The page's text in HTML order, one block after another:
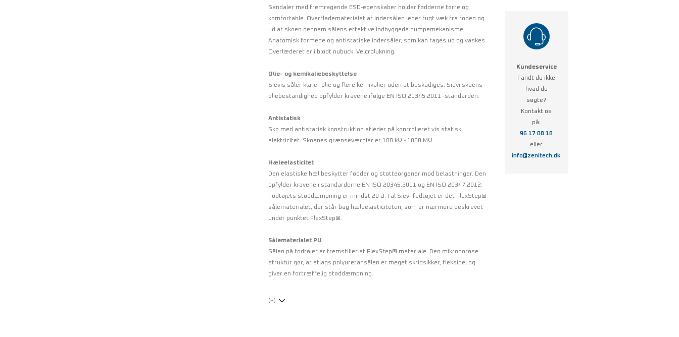
Sandaler med fremragende ESD-egenskaber holder fødderne tørre og
komfortable. Overfladematerialet af indersålen leder fugt væk fra foden og
ud af skoen gennem sålens effektive indbyggede pumpemekanisme.
Anatomisk formede og antistatiske indersåler, som kan tages ud og vaskes.
Overlæderet er i blødt nubuck. Velcrolukning.
Olie- og kemikaliebeskyttelse
Sievis såler klarer olie og flere kemikalier uden at beskadiges. Sievi skoens
oliebestandighed opfylder kravene ifølge EN ISO 20345:2011 -standarden.
Antistatisk
Sko med antistatisk konstruktion afleder på kontrolleret vis statisk
elektricitet. Skoenes grænseværdier er 100 kΩ - 1000 MΩ.
Hæleelasticitet
Den elastiske hæl beskytter fødder og støtteorganer mod belastninger. Den
opfylder kravene i standarderne EN ISO 20345:2011 og EN ISO 20347:2012:
Fodtøjets støddæmpning er mindst 20 J. I al Sievi-fodtøjet er det FlexStep®
sålematerialet, der står bag hæleelasticiteten, som er nærmere beskrevet
under punktet FlexStep®.
Sålematerialet PU
Sålen på fodtøjet er fremstillet af FlexStep® materiale. Den mikroporøse
struktur gør, at etlags polyuretansålen er meget skridsikker, fleksibel og
giver en fortræffelig støddæmpning.
(+)
Kundeservice
Fandt du ikke
hvad du
søgte?
Kontakt os
på:
96 17 08 18
eller
info@zenitech.dk